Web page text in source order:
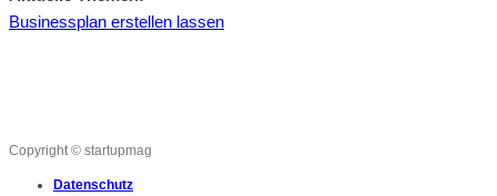
Businessplan erstellen lassen
Copyright © startupmag
Datenschutz